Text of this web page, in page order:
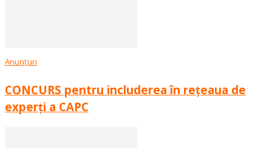
Anunțuri
CONCURS pentru includerea în rețeaua de
experți a CAPC